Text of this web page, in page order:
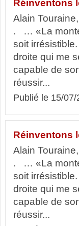
Réinventons
Alain
. … «La
soit
droite qui me
capable de
réussir...
Publié le 15/
Réinventons
Alain
. … «La
soit
droite qui me
capable de
réussir...